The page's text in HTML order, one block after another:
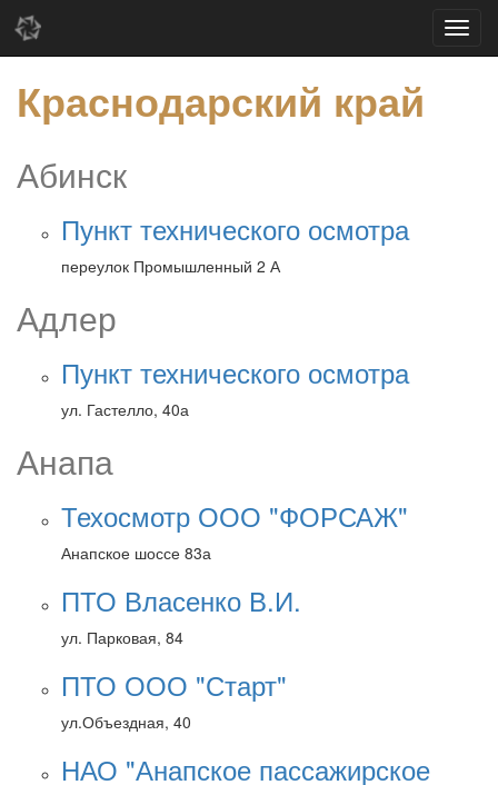
Краснодарский край
Абинск
Пункт технического осмотра
переулок Промышленный 2 А
Адлер
Пункт технического осмотра
ул. Гастелло, 40а
Анапа
Техосмотр ООО "ФОРСАЖ"
Анапское шоссе 83а
ПТО Власенко В.И.
ул. Парковая, 84
ПТО ООО "Старт"
ул.Объездная, 40
НАО "Анапское пассажирское